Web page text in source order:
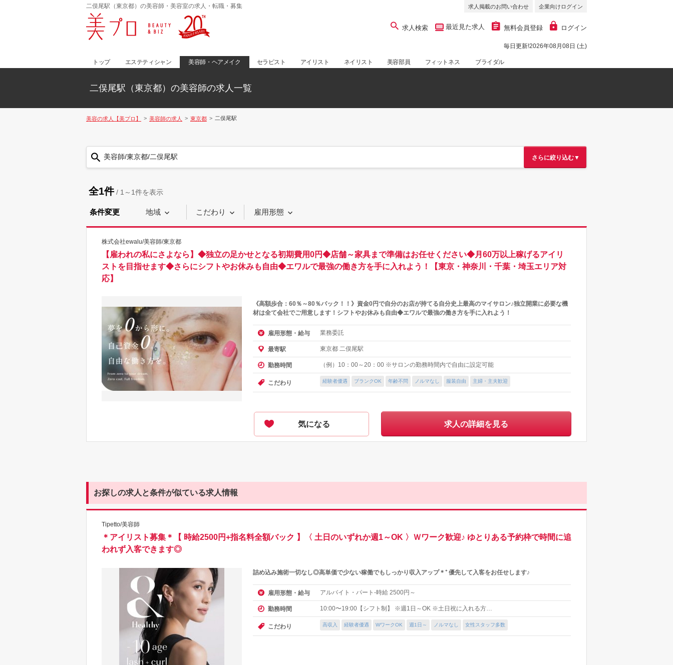
二俣尾駅（東京都）の美容師・美容室の求人・転職・募集 求人掲載のお問い合わせ 企業向けログイン
求人検索 最近見た求人 無料会員登録 ログイン
毎日更新!2026年08月08日 (土)
トップ エステティシャン 美容師・ヘアメイク セラピスト アイリスト ネイリスト 美容部員 フィットネス ブライダル
二俣尾駅（東京都）の美容師の求人一覧
美容の求人【美プロ】 美容師の求人 東京都 二俣尾駅
美容師/東京都/二俣尾駅 さらに絞り込む▼
全1件/ 1～1件を表示
条件変更 地域 こだわり 雇用形態
株式会社ewalu/美容師/東京都
【雇われの私にさよなら】◆独立の足かせとなる初期費用0円◆店舗～家具まで準備はお任せください◆月60万以上稼げるアイリ
ストを目指せます◆さらにシフトやお休みも自由◆エワルで最強の働き方を手に入れよう！【東京・神奈川・千葉・埼玉エリア対
応】
《高額歩合：60％～80％バック！！》資金0円で自分のお店が持てる自分史上最高のマイサロン♪独立開業に必要な機
材は全て会社でご用意します！シフトやお休みも自由◆エワルで最強の働き方を手に入れよう！
雇用形態・給与 業務委託
最寄駅 東京都 二俣尾駅
勤務時間 （例）10：00～20：00 ※サロンの勤務時間内で自由に設定可能
こだわり 経験者優遇 ブランクOK 年齢不問 ノルマなし 服装自由 主婦・主夫歓迎
気になる 求人の詳細を見る
お探しの求人と条件が似ている求人情報
Tipetto/美容師
＊アイリスト募集＊【 時給2500円+指名料全額バック 】〈 土日のいずれか週1～OK 〉Ｗワーク歓迎♪ ゆとりある予約枠で時間に追
われず入客できます◎
詰め込み施術一切なし◎高単価で少ない稼働でもしっかり収入アップ＊⁺ 優先して入客をお任せします♪
雇用形態・給与 アルバイト・パート-時給 2500円～
勤務時間 10:00〜19:00【シフト制】 ※週1日～OK ※土日祝に入れる方…
こだわり 高収入 経験者優遇 WワークOK 週1日～ ノルマなし 女性スタッフ多数